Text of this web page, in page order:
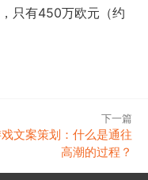
只有450万欧元（约
下一篇
文案策划：什么是通往
高潮的过程？